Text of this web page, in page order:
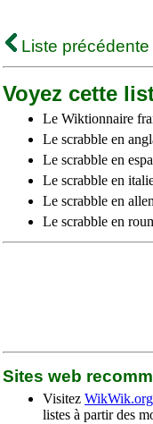
Liste précédente
Voyez cette
Le Wiktionnaire
Le scrabble en
Le scrabble en
Le scrabble en
Le scrabble en
Le scrabble en
Sites web
Visitez WikWik.org
listes à partir des